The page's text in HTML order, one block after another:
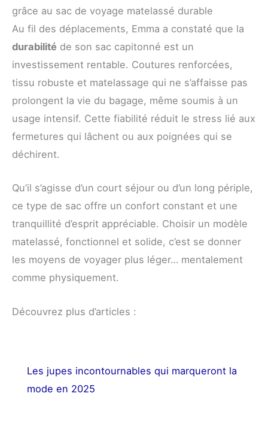
grâce au sac de voyage matelassé durable
Au fil des déplacements, Emma a constaté que la
durabilité de son sac capitonné est un
investissement rentable. Coutures renforcées,
tissu robuste et matelassage qui ne s’affaisse pas
prolongent la vie du bagage, même soumis à un
usage intensif. Cette fiabilité réduit le stress lié aux
fermetures qui lâchent ou aux poignées qui se
déchirent.
Qu’il s’agisse d’un court séjour ou d’un long périple,
ce type de sac offre un confort constant et une
tranquillité d’esprit appréciable. Choisir un modèle
matelassé, fonctionnel et solide, c’est se donner
les moyens de voyager plus léger… mentalement
comme physiquement.
Découvrez plus d’articles :
Les jupes incontournables qui marqueront la
mode en 2025